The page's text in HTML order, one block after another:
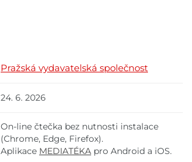
Pražská vydavatelská společnost
24. 6. 2026
On-line čtečka bez nutnosti instalace
(Chrome, Edge, Firefox).
Aplikace MEDIATÉKA pro Android a iOS.